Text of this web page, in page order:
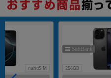
nanoSIM 256GB